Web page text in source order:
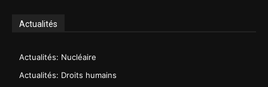
Actualités
Actualités: Nucléaire
Actualités: Droits humains